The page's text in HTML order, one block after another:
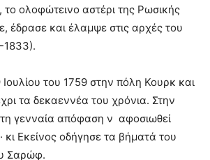
το ολοφώτεινο αστέρι της Ρωσικής
έδρασε και έλαμψε στις αρχές του
1833).
Ιουλίου του 1759 στην πόλη Κουρκ και
τα δεκαεννέα του χρόνια. Στην
τη γενναία απόφαση ν αφοσιωθεί
Εκείνος οδήγησε τα βήματά του
Σαρώφ.